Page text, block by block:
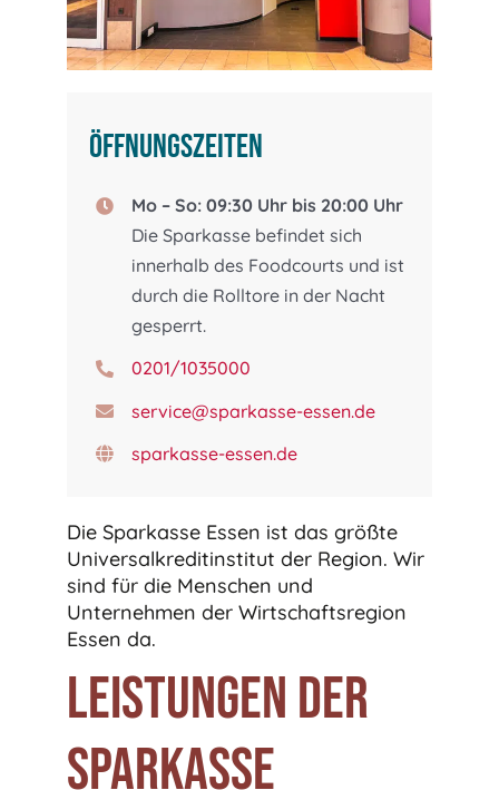
Öffnungszeiten
Mo – So: 09:30 Uhr bis 20:00 Uhr
Die Sparkasse befindet sich
innerhalb des Foodcourts und ist
durch die Rolltore in der Nacht
gesperrt.
0201/1035000
service@sparkasse-essen.de
sparkasse-essen.de
Die Sparkasse Essen ist das größte
Universalkreditinstitut der Region. Wir
sind für die Menschen und
Unternehmen der Wirtschaftsregion
Essen da.
Leistungen der
Sparkasse